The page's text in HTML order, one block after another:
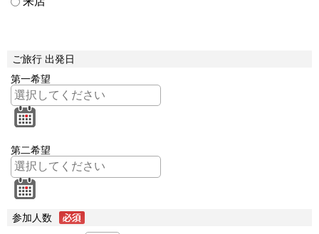
ご旅行 出発日
第一希望
第二希望
参加人数